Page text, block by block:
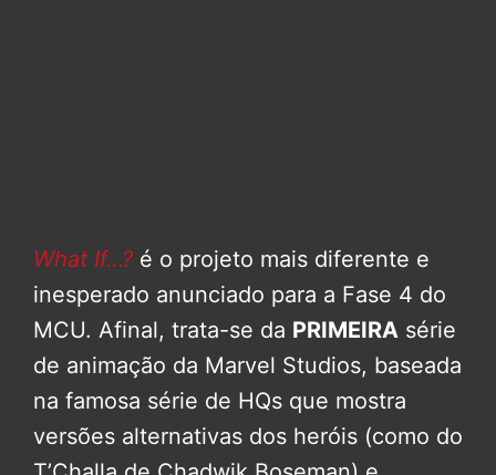
What If…? é o projeto mais diferente e
inesperado anunciado para a Fase 4 do
MCU. Afinal, trata-se da PRIMEIRA série
de animação da Marvel Studios, baseada
na famosa série de HQs que mostra
versões alternativas dos heróis (como do